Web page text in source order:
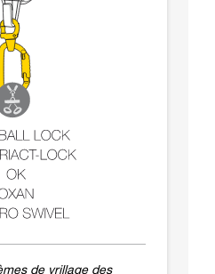
de vrillage des